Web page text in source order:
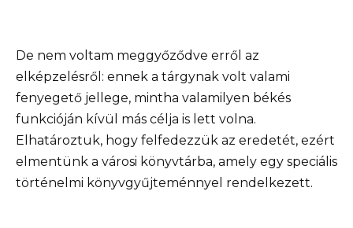
De nem voltam meggyőződve erről az
elképzelésről: ennek a tárgynak volt valami
fenyegető jellege, mintha valamilyen békés
funkcióján kívül más célja is lett volna.
Elhatároztuk, hogy felfedezzük az eredetét, ezért
elmentünk a városi könyvtárba, amely egy speciális
történelmi könyvgyűjteménnyel rendelkezett.